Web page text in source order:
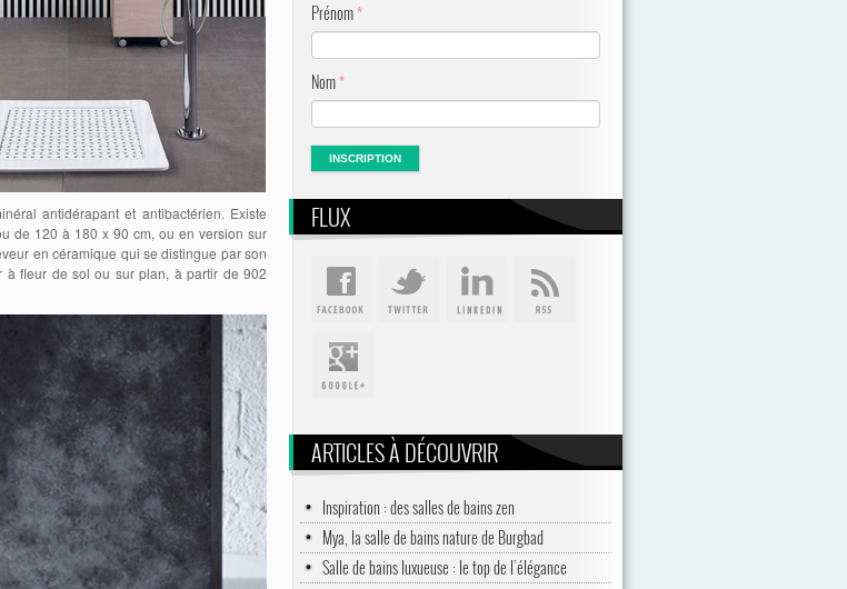
antidérapant et antibactérien. Existe
de 120 à 180 x 90 cm, ou en version sur
en céramique qui se distingue par son
à fleur de sol ou sur plan, à partir de 902
Prénom*
Nom*
FLUX
ARTICLES À DÉCOUVRIR
Inspiration : des salles de bains zen
Mya, la salle de bains nature de Burgbad
Salle de bains luxueuse : le top de l’élégance